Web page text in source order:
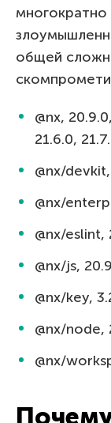
многократно
общей
@nx,
21.6.0,
@nx/
@nx/
@nx/eslint,
@nx/js,
@nx/key,
@nx/node,
@nx/